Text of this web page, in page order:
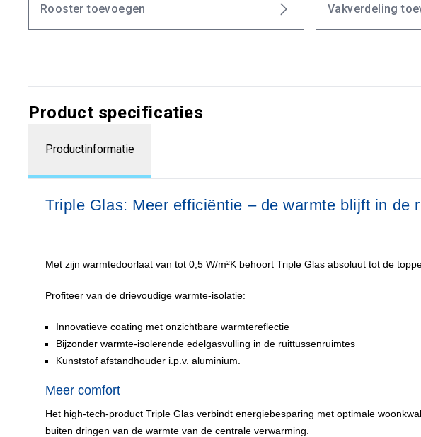
Rooster toevoegen Vakverdeling
Product specificaties
Productinformatie
Triple Glas: Meer efficiëntie – de warmte blijft in de
Met zijn warmtedoorlaat van tot 0,5 W/m²K behoort Triple Glas absoluut tot de
Profiteer van de drievoudige warmte-isolatie:
Innovatieve coating met onzichtbare warmtereflectie
Bijzonder warmte-isolerende edelgasvulling in de ruittussenruimtes
Kunststof afstandhouder i.p.v. aluminium.
Meer comfort
Het high-tech-product Triple Glas verbindt energiebesparing met optimale
buiten dringen van de warmte van de centrale verwarming.